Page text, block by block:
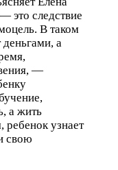
это следствие
В таком
а
—
а жить
ребенок узнает
свою